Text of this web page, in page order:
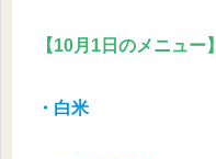
【10月1日のメニュー】
・白米